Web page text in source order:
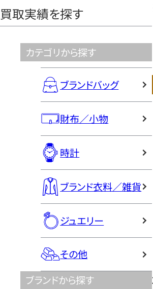
買取実績を探す
カテゴリから探す
ブランドバッグ
財布／小物
時計
ブランド衣料／雑貨
ジュエリー
その他
ブランドから探す